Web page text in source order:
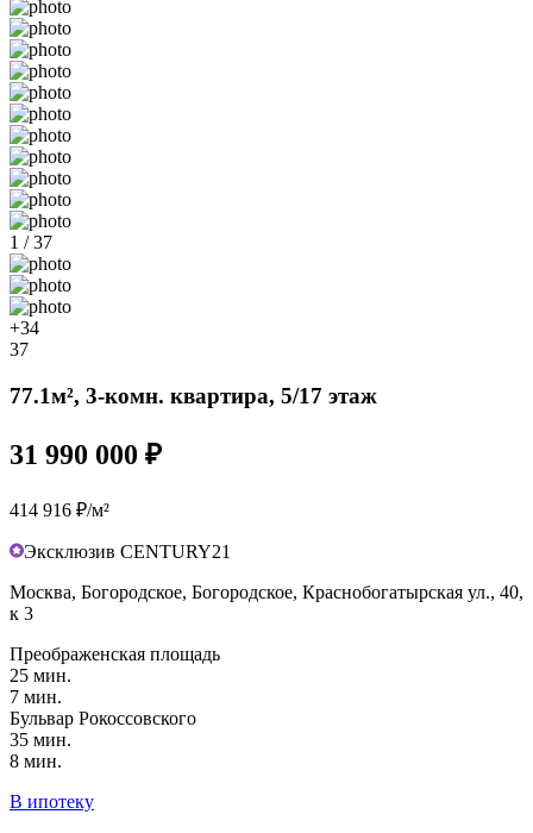
1 / 37
+34
37
77.1м², 3-комн. квартира, 5/17 этаж
31 990 000 ₽
414 916 ₽/м²
Эксклюзив CENTURY21
Москва, Богородское, Богородское, Краснобогатырская ул., 40,
к 3
Преображенская площадь
25 мин.
7 мин.
Бульвар Рокоссовского
35 мин.
8 мин.
В ипотеку